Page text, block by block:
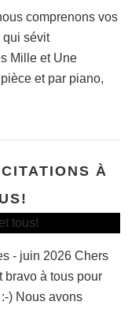
comprenons vos
qui sévit
Mille et Une
et par piano,
À
- juin 2026 Chers
bravo à tous pour
) Nous avons